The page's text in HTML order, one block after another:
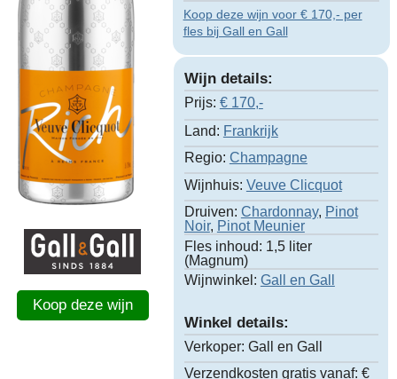
Koop deze wijn
Koop deze wijn voor € 170,- per
fles bij Gall en Gall
Wijn details:
Prijs: € 170,-
Land: Frankrijk
Regio: Champagne
Wijnhuis: Veuve Clicquot
Druiven: Chardonnay, Pinot
Noir, Pinot Meunier
Fles inhoud: 1,5 liter
(Magnum)
Wijnwinkel: Gall en Gall
Winkel details:
Verkoper: Gall en Gall
Verzendkosten gratis vanaf: €